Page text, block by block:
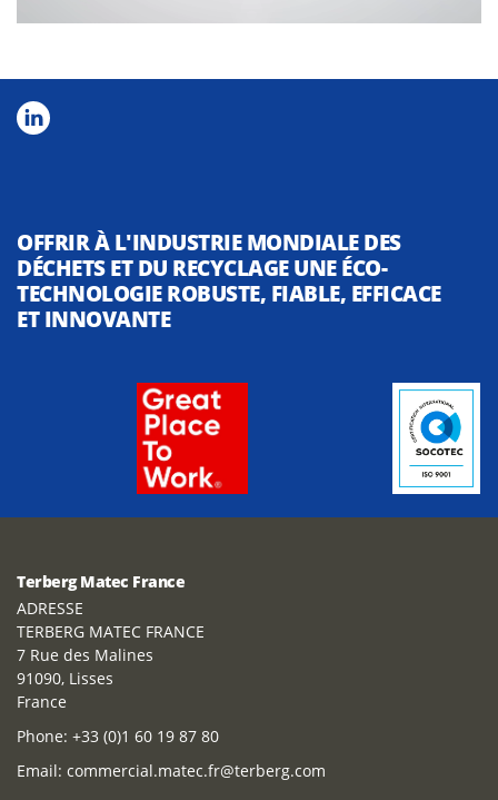
OFFRIR À L'INDUSTRIE MONDIALE DES
DÉCHETS ET DU RECYCLAGE UNE ÉCO-
TECHNOLOGIE ROBUSTE, FIABLE, EFFICACE
ET INNOVANTE
Terberg Matec France
ADRESSE
TERBERG MATEC FRANCE
7 Rue des Malines
91090, Lisses
France
Phone: +33 (0)1 60 19 87 80
Email: commercial.matec.fr@terberg.com